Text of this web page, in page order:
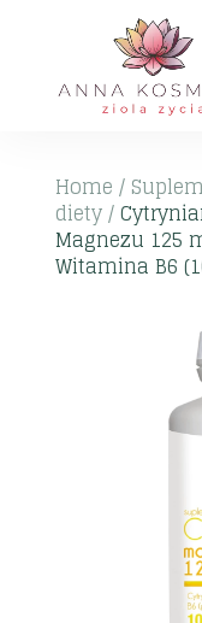
Home /
diety/
Magnezu 125
Witamina B6